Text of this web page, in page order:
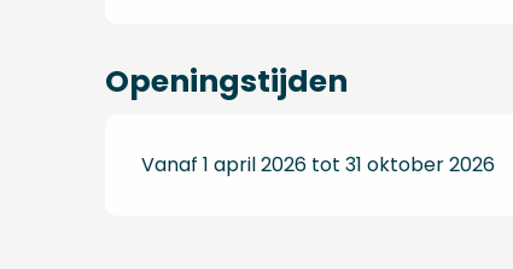
Openingstijden
Vanaf 1 april 2026 tot 31 oktober 2026